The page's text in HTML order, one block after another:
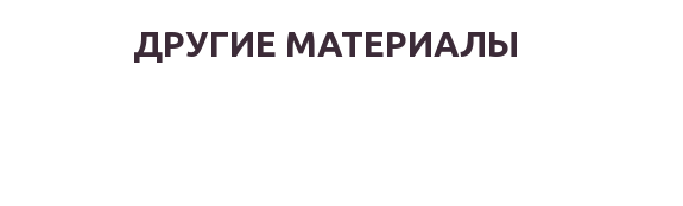
ДРУГИЕ МАТЕРИАЛЫ